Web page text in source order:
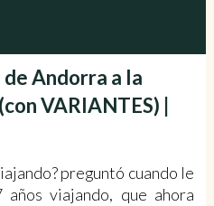
Andorra a la
VARIANTES) |
preguntó cuando le
viajando, que ahora